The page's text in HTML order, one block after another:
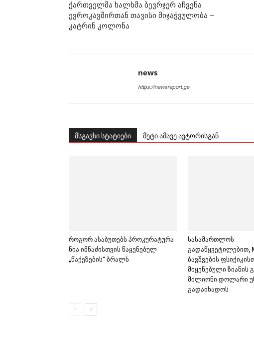
ქართველმა ხალხმა ბევრჯერ აჩვენა
ევროკავშირთან თავისი მიჯაჭვულობა –
კატრინ კოლონა
news
https://newsreport.ge
მსგავსი სტატიები მეტი ამავე ავტორისგან
როგორ ასაბუთებს პროკურატურა
ნია იმნაძისთვის წაყენებულ
„წაქეზების“ ბრალს
სასამართლოს
გადაწყვეტილებით,
ბავშვების
მიყენებული ზიანის
მილიონი დოლარი
გადაიხადოს